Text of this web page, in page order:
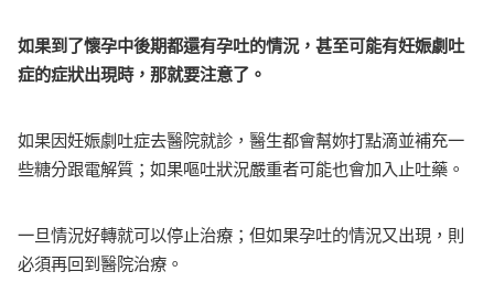
如果到了懷孕中後期都還有孕吐的情況，甚至可能有妊娠劇吐
症的症狀出現時，那就要注意了。
如果因妊娠劇吐症去醫院就診，醫生都會幫妳打點滴並補充一
些糖分跟電解質；如果嘔吐狀況嚴重者可能也會加入止吐藥。
一旦情況好轉就可以停止治療；但如果孕吐的情況又出現，則
必須再回到醫院治療。